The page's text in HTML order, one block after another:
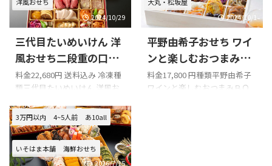
ミ 娘と大満足でした！ 奈美 娘
の誕生日に2人で利用させて頂
きました。1人1万円のコー
ス。娘の席には祝い鶴の折り
紙を置いてくださったり、デザ
プレート。とっても嬉しかった
く、珍しいセイコ蟹も食べれ
て娘と大満足でした！ 今度は
昼ではなく夜に！大好きな雪
漫々と魔王を飲み ...
乃松さん
pic.twitter.com/f2lhWVU3p6—
rasheen3636 (@rasheen3636)
January 1, 2021 近くのスーパ
ーの駅弁フェア、今日は峠の釜
ュームです。行くのが遅かった
洋風おせち
2024/10/29
三代目たいめいけん 洋
風おせち二段重の口コ
ミをまとめてみまし
た!!!
料金22,680円 送料込み 冷凍種
類三代目たいめいけん 洋風お
全38品目配送日2024年12月30
日 Xでの口コミ 悪い口コミ 良
い口コミ 三代目たいめいけん
洋風おせち二段重を購入の際
の参考に是非どうぞ!!! 「三代目
大丸・松坂屋
2024/10/1
平野由希子おせち ワイ
ンと楽しむおつまみＢ
ＯＸの口コミをまとめ
てみました!!!
料金17,800 円種類平野由希子
ワインと楽しむおつまみＢＯ
3万円以内 4~5人前 あ10all
いそはま本舗
海鮮おせち
2026/7/15